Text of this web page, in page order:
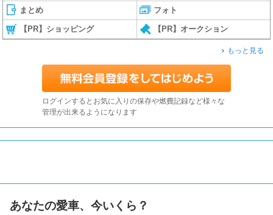
まとめ フォト
【PR】ショッピング 【PR】オークション
もっと見る
ログインするとお気に入りの保存や燃費記録など様々な
管理が出来るようになります
あなたの愛車、今いくら？